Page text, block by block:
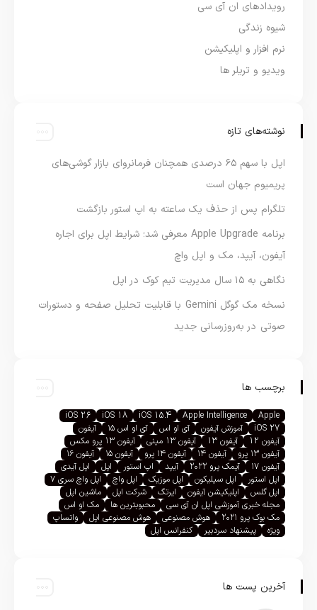
رویدادهای ان آی سی
شیوه زندگی
نرم افزار و اپلیکیشن
ویدیو و تریلر ها
نوشته‌های تازه
اپل با سهم ۶۵ درصدی همچنان فرمانروای بازار گوشی‌های
پریمیوم جهان است
تلگرام پس از حذف یک ساعته به اپ استور بازگشت
برنامه Apple Upgrade معرفی شد؛ شرایط اپل برای اجاره
آیفون، آیپد، مک و اپل واچ
نگاهی به ۱۵ سال مدیریت تیم کوک در اپل
نسخه مک گوگل Gemini با قابلیت تحلیل صفحه و دستورات
صوتی در به‌روزرسانی جدید
برچسب ها
Apple
Apple Intelligence
iOS 15.4
iOS 18
iOS 26
iOS 27
آموزش آیفون آی او اس آی او اس ۱۵
آیفون
آیفون 12
آیفون 13 آیفون 13 مینی
آیفون 13 پرو مکس
آیفون ۱۳ پرو
آیفون ۱۴ آیفون ۱۴ پرو آیفون ۱۵
آیفون ۱۶
آیفون ۱۷
آیمک پرو ۲۰۲۲ آیپد اپ استور اپل
اپل آیدی
اپل استور
اپل سیلیکون اپل موزیک اپل واچ
اپل واچ سری ۷
اپل گلس
اپلیکیشن آیفون ایرتگ شرکت اپل
ماشین اپل
مجله خبری آموزشی اپل ان آی سی
محبوبترین ها
مک او اس
مک بوک پرو ۲۰۲۱
هوش مصنوعی هوش مصنوعی اپل
واتساپ
ویژه
پیشنهاد سردبیر کنفرانس اپل
آخرین پست ها